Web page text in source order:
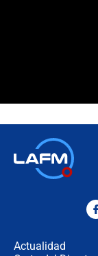
Actualidad